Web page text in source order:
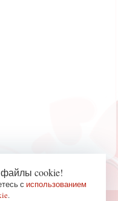
файлы cookie!
с использованием
.